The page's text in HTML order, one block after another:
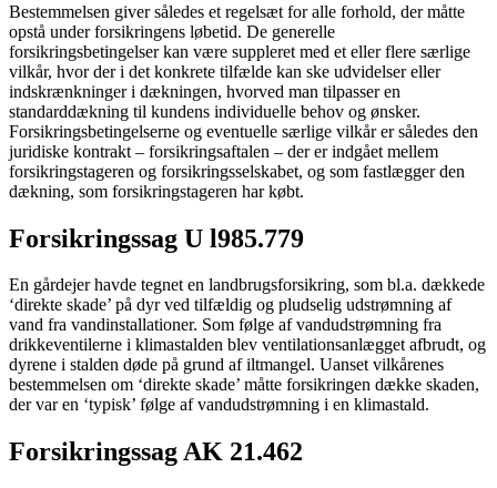
Bestemmelsen giver således et regelsæt for alle forhold, der måtte
opstå under forsikringens løbetid. De generelle
forsikringsbetingelser kan være suppleret med et eller flere særlige
vilkår, hvor der i det konkrete tilfælde kan ske udvidelser eller
indskrænkninger i dækningen, hvorved man tilpasser en
standarddækning til kundens individuelle behov og ønsker.
Forsikringsbetingelserne og eventuelle særlige vilkår er således den
juridiske kontrakt – forsikringsaftalen – der er indgået mellem
forsikringstageren og forsikringsselskabet, og som fastlægger den
dækning, som forsikringstageren har købt.
Forsikringssag U l985.779
En gårdejer havde tegnet en landbrugsforsikring, som bl.a. dækkede
‘direkte skade’ på dyr ved tilfældig og pludselig udstrømning af
vand fra vandinstallationer. Som følge af vandudstrømning fra
drikkeventilerne i klimastalden blev ventilationsanlægget afbrudt, og
dyrene i stalden døde på grund af iltmangel. Uanset vilkårenes
bestemmelsen om ‘direkte skade’ måtte forsikringen dække skaden,
der var en ‘typisk’ følge af vandudstrømning i en klimastald.
Forsikringssag AK 21.462